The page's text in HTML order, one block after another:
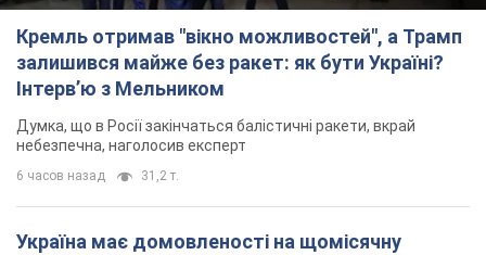
Кремль отримав "вікно можливостей", а Трамп
залишився майже без ракет: як бути Україні?
Інтерв’ю з Мельником
Думка, що в Росії закінчаться балістичні ракети, вкрай
небезпечна, наголосив експерт
6 часов назад 31,2 т.
Україна має домовленості на щомісячну